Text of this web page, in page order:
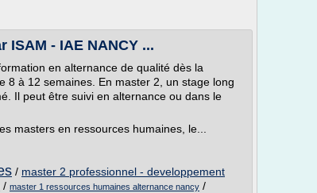
ISAM - IAE NANCY ...
en alternance de qualité dès la
8 à 12 semaines. En master 2, un stage long
Il peut être suivi en alternance ou dans le
masters en ressources humaines, le...
/ master 2 professionnel - developpement
/ master 1 ressources humaines alternance nancy /